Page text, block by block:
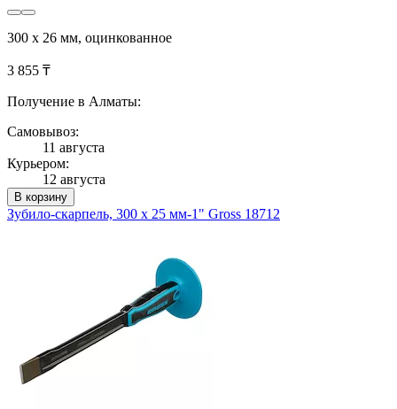
300 х 26 мм, оцинкованное
3 855 ₸
Получение в Алматы:
Самовывоз:
11 августа
Курьером:
12 августа
В корзину
Зубило-скарпель, 300 х 25 мм-1" Gross 18712